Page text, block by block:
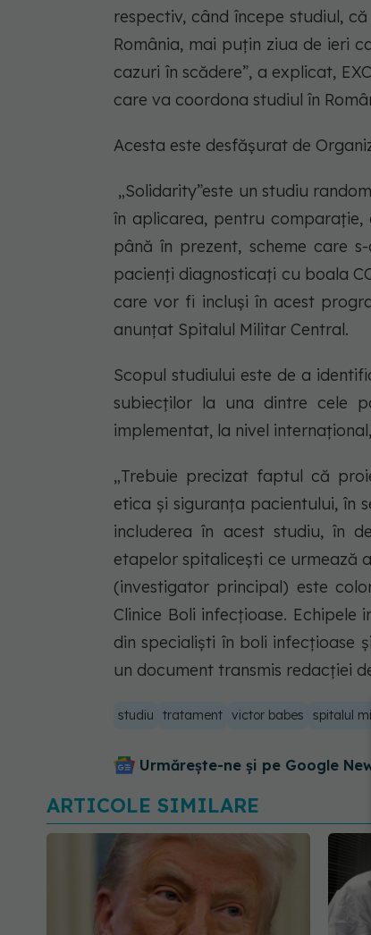
respectiv, când începe studiul,
România, mai puțin ziua de ieri
cazuri în scădere”, a explicat,
care va coordona studiul în
Acesta este desfășurat de
„Solidarity”este un studiu
în aplicarea, pentru
până în prezent, scheme care
pacienți diagnosticați cu boala
care vor fi incluși în acest
anunțat Spitalul Militar Central.
Scopul studiului este de a
subiecților la una dintre cele
implementat, la nivel
„Trebuie precizat faptul că
etica și siguranța pacientului, în
includerea în acest studiu, în
etapelor spitalicești ce urmează
(investigator principal) este
Clinice Boli infecțioase.
din specialiști în boli infecțioase
un document transmis redacției
studiu tratament victor babes spitalul
Urmărește-ne și pe Google
ARTICOLE SIMILARE